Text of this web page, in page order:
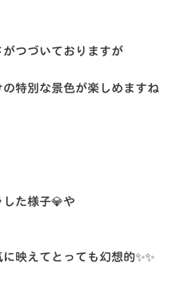
がつづいておりますが
特別な景色が楽しめますね
た様子💎や
映えてとっても幻想的✨✨